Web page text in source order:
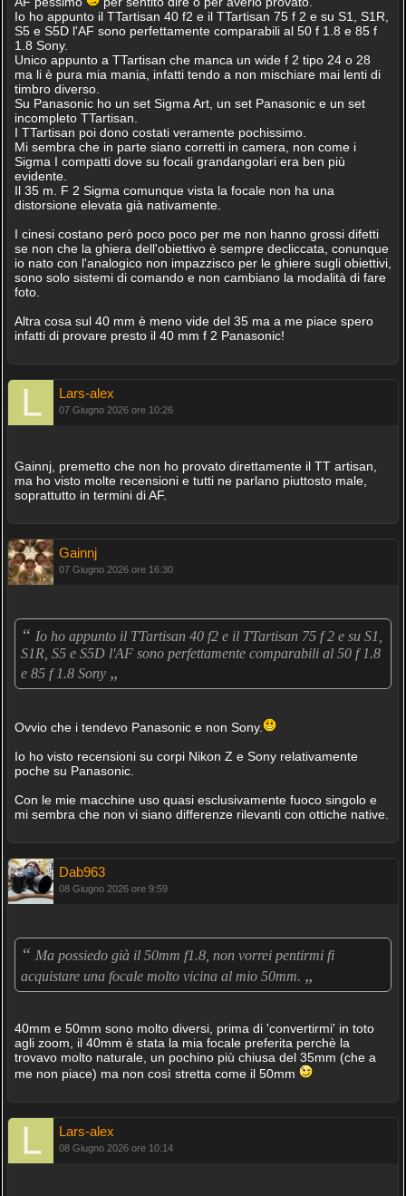
Io ho appunto il TTartisan 40 f2 e il TTartisan 75 f 2 e su S1, S1R,
S5 e S5D l'AF sono perfettamente comparabili al 50 f 1.8 e 85 f
1.8 Sony.
Unico appunto a TTartisan che manca un wide f 2 tipo 24 o 28
ma li è pura mia mania, infatti tendo a non mischiare mai lenti di
timbro diverso.
Su Panasonic ho un set Sigma Art, un set Panasonic e un set
incompleto TTartisan.
I TTartisan poi dono costati veramente pochissimo.
Mi sembra che in parte siano corretti in camera, non come i
Sigma I compatti dove su focali grandangolari era ben più
evidente.
Il 35 m. F 2 Sigma comunque vista la focale non ha una
distorsione elevata già nativamente.
I cinesi costano però poco poco per me non hanno grossi difetti
se non che la ghiera dell'obiettivo è sempre decliccata, conunque
io nato con l'analogico non impazzisco per le ghiere sugli obiettivi,
sono solo sistemi di comando e non cambiano la modalità di fare
foto.
Altra cosa sul 40 mm è meno vide del 35 ma a me piace spero
infatti di provare presto il 40 mm f 2 Panasonic!
Lars-alex
07 Giugno 2026 ore 10:26
Gainnj, premetto che non ho provato direttamente il TT artisan,
ma ho visto molte recensioni e tutti ne parlano piuttosto male,
soprattutto in termini di AF.
Gainnj
07 Giugno 2026 ore 16:30
“ Io ho appunto il TTartisan 40 f2 e il TTartisan 75 f 2 e su S1,
S1R, S5 e S5D l'AF sono perfettamente comparabili al 50 f 1.8
e 85 f 1.8 Sony „
Ovvio che i tendevo Panasonic e non Sony.
Io ho visto recensioni su corpi Nikon Z e Sony relativamente
poche su Panasonic.
Con le mie macchine uso quasi esclusivamente fuoco singolo e
mi sembra che non vi siano differenze rilevanti con ottiche native.
Dab963
08 Giugno 2026 ore 9:59
“ Ma possiedo già il 50mm f1.8, non vorrei pentirmi fi
acquistare una focale molto vicina al mio 50mm. „
40mm e 50mm sono molto diversi, prima di 'convertirmi' in toto
agli zoom, il 40mm è stata la mia focale preferita perchè la
trovavo molto naturale, un pochino più chiusa del 35mm (che a
me non piace) ma non così stretta come il 50mm
Lars-alex
08 Giugno 2026 ore 10:14